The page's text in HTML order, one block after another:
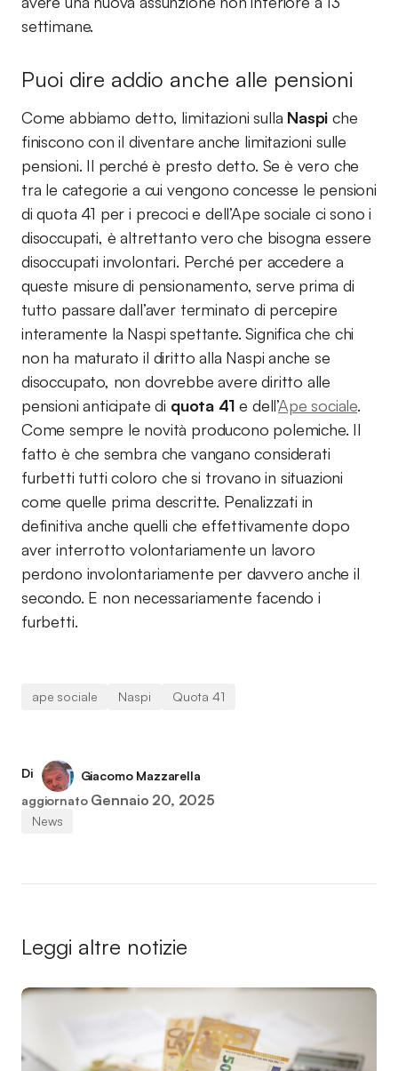
settimane.
Puoi dire addio anche alle pensioni
Come abbiamo detto, limitazioni sulla Naspi che
finiscono con il diventare anche limitazioni sulle
pensioni. Il perché è presto detto. Se è vero che
tra le categorie a cui vengono concesse le pensioni
di quota 41 per i precoci e dell’Ape sociale ci sono i
disoccupati, è altrettanto vero che bisogna essere
disoccupati involontari. Perché per accedere a
queste misure di pensionamento, serve prima di
tutto passare dall’aver terminato di percepire
interamente la Naspi spettante. Significa che chi
non ha maturato il diritto alla Naspi anche se
disoccupato, non dovrebbe avere diritto alle
pensioni anticipate di quota 41 e dell’Ape sociale.
Come sempre le novità producono polemiche. Il
fatto è che sembra che vangano considerati
furbetti tutti coloro che si trovano in situazioni
come quelle prima descritte. Penalizzati in
definitiva anche quelli che effettivamente dopo
aver interrotto volontariamente un lavoro
perdono involontariamente per davvero anche il
secondo. E non necessariamente facendo i
furbetti.
ape sociale Naspi Quota 41
Di
Giacomo Mazzarella
aggiornato Gennaio 20, 2025
News
Leggi altre notizie